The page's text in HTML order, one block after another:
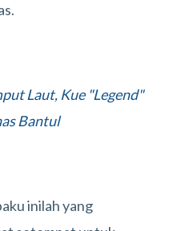
Laut, Kue "Legend"
Bantul
inilah yang